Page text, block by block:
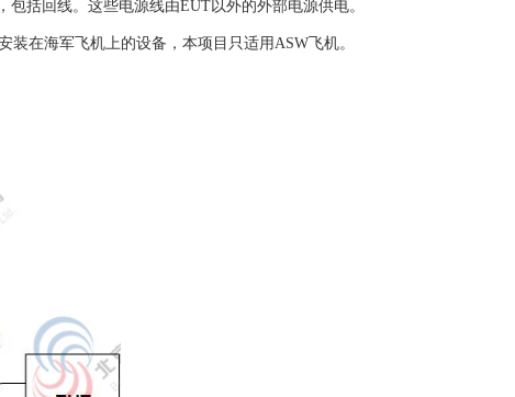
括回线。这些电源线由EUT以外的外部电源供电。
在海军飞机上的设备，本项目只适用ASW飞机。